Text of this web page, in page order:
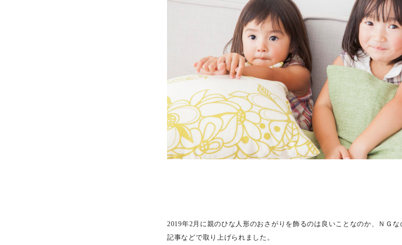
2019年2月に親のひな人形のおさがりを飾るのは良いことなのか、ＮＧ
記事などで取り上げられました。